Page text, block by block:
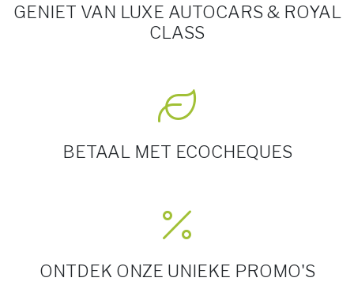
GENIET VAN LUXE AUTOCARS & ROYAL
CLASS
BETAAL MET ECOCHEQUES
ONTDEK ONZE UNIEKE PROMO'S